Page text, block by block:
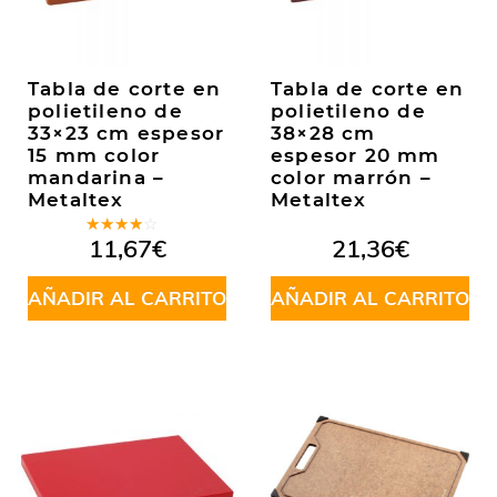
Tabla de corte en
polietileno de
33×23 cm espesor
15 mm color
mandarina –
Metaltex
Valorado
en3.50
de 5
11,67€
AÑADIR AL CARRITO
Tabla de corte en
polietileno de
38×28 cm
espesor 20 mm
color marrón –
Metaltex
21,36€
AÑADIR AL CARRITO